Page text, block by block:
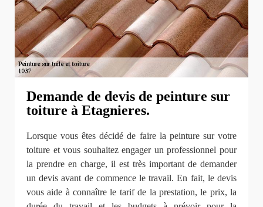
Demande de devis de peinture sur
toiture à Etagnieres.
Lorsque vous êtes décidé de faire la peinture sur votre
toiture et vous souhaitez engager un professionnel pour
la prendre en charge, il est très important de demander
un devis avant de commence le travail. En fait, le devis
vous aide à connaître le tarif de la prestation, le prix, la